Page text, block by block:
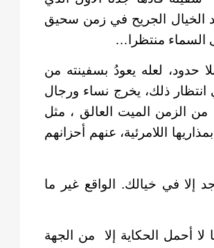
الخيال الجريح في زمن سحيق
منتظرا…
حدود، لعله يعودُ بسفينته من
انتظار ذلك، يخرج نساء ورجال
من الزمن الميت العالق ، مثل
اللامرئية، عنهم أحزانهم
في خيالك. الواقع غير ما
أحمل الحكاية إلا
من الجهة